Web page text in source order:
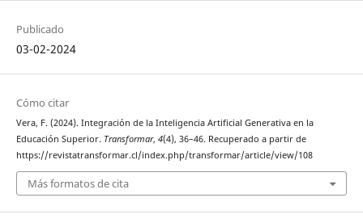
Publicado
03-02-2024
Cómo citar
Vera, F. (2024). Integración de la Inteligencia Artificial Generativa en la
Educación Superior. Transformar, 4(4), 36–46. Recuperado a partir de
https://revistatransformar.cl/index.php/transformar/article/view/108
Más formatos de cita